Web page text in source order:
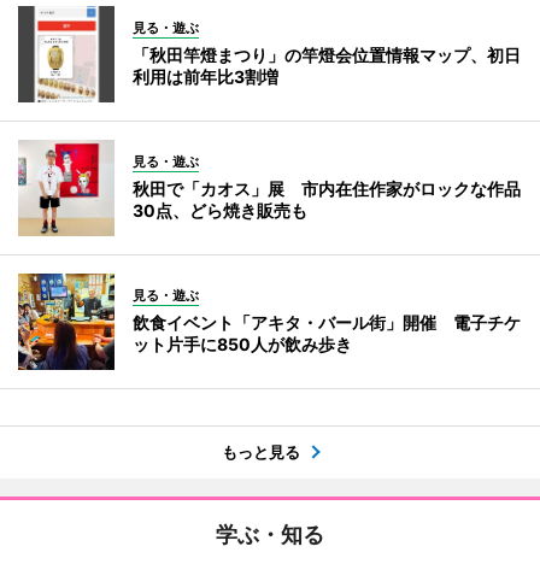
見る・遊ぶ
「秋田竿燈まつり」の竿燈会位置情報マップ、初日
利用は前年比3割増
見る・遊ぶ
秋田で「カオス」展 市内在住作家がロックな作品
30点、どら焼き販売も
見る・遊ぶ
飲食イベント「アキタ・バール街」開催 電子チケ
ット片手に850人が飲み歩き
もっと見る
学ぶ・知る